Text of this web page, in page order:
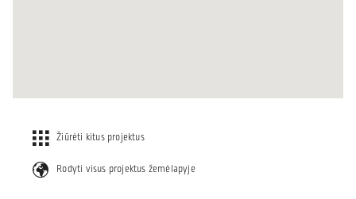
Žiūrėti kitus projektus
Rodyti visus projektus žemėlapyje